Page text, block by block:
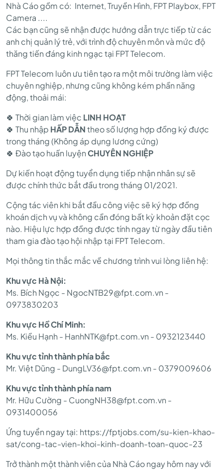
Nhà Cáo gồm có: Internet, Truyền Hình, FPT Playbox, FPT
Camera ....
Các bạn cũng sẽ nhận được hướng dẫn trực tiếp từ các
anh chị quản lý trẻ, với trình độ chuyên môn và mức độ
thăng tiến đáng kinh ngạc tại FPT Telecom.
FPT Telecom luôn ưu tiên tạo ra một môi trường làm việc
chuyên nghiệp, nhưng cũng không kém phần năng
động, thoải mái:
🍀 Thời gian làm việc LINH HOẠT
🍀 Thu nhập HẤP DẪNtheo số lượng hợp đồng ký được
trong tháng (Không áp dụng lương cứng)
🍀 Đào tạo huấn luyệnCHUYÊN NGHIỆP
Dự kiến hoạt động tuyển dụng tiếp nhận nhân sự sẽ
được chính thức bắt đầu trong tháng 01/2021.
Cộng tác viên khi bắt đầu công việc sẽ ký hợp đồng
khoán dịch vụ và không cần đóng bất kỳ khoản đặt cọc
nào. Hiệu lực hợp đồng được tính ngay từ ngày đầu tiên
tham gia đào tạo hội nhập tại FPT Telecom.
Mọi thông tin thắc mắc về chương trình vui lòng liên hệ:
Khu vực Hà Nội:
Ms. Bích Ngọc - NgocNTB29@fpt.com.vn -
0973830203
Khu vực Hồ Chí Minh:
Ms. Kiều Hạnh - HanhNTK@fpt.com.vn - 0932123440
Khu vực tỉnh thành phía bắc
Mr. Việt Dũng - DungLV36@fpt.com.vn - 0379009606
Khu vực tỉnh thành phía nam
Mr. Hữu Cường - CuongNH38@fpt.com.vn -
0931400056
Ứng tuyển ngay tại: https://fptjobs.com/su-kien-khao-
sat/cong-tac-vien-khoi-kinh-doanh-toan-quoc-23
Trở thành một thành viên của Nhà Cáo ngay hôm nay với